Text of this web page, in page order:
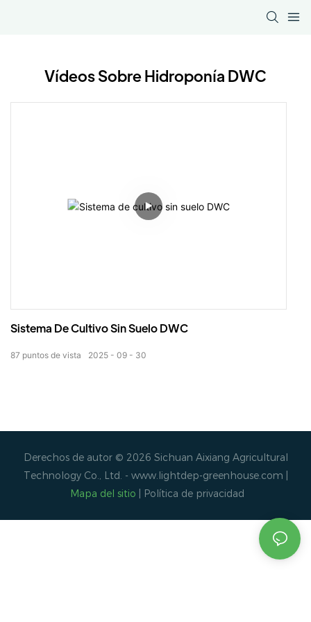
Vídeos Sobre Hidroponía DWC
Sistema De Cultivo Sin Suelo DWC
2025 09 30
87 puntos de vista
Derechos de autor © 2026 Sichuan Aixiang Agricultural
Technology Co., Ltd. - www.lightdep-greenhouse.com
Mapa del sitio
Política de privacidad